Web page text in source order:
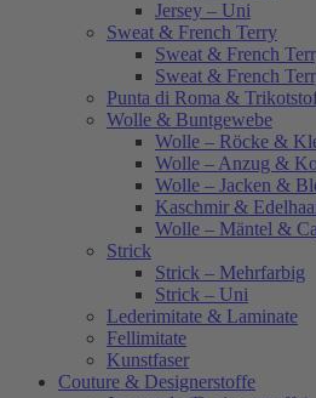
Jersey – Uni
Sweat & French Terry
Sweat & French
Sweat & French
Punta di Roma &
Wolle & Buntgewebe
Wolle – Röcke &
Wolle – Anzug &
Wolle – Jacken &
Kaschmir &
Wolle – Mäntel &
Strick
Strick – Mehrfarbig
Strick – Uni
Lederimitate & Laminate
Fellimitate
Kunstfaser
Couture & Designerstoffe